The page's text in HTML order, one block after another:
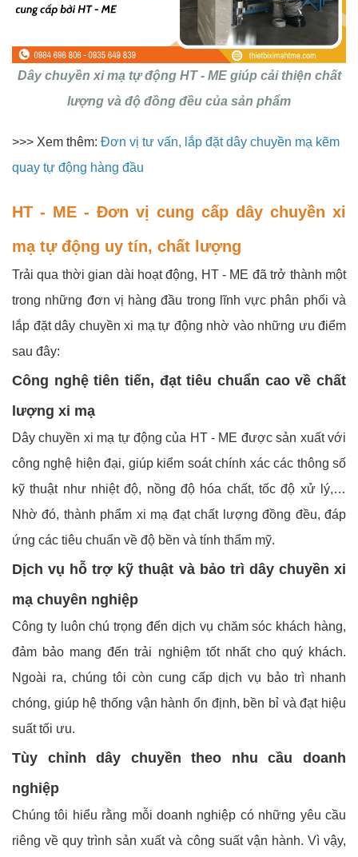
Dây chuyền xi mạ tự động HT - ME giúp cải thiện chất
lượng và độ đồng đều của sản phẩm
>>> Xem thêm: Đơn vị tư vấn, lắp đặt dây chuyền mạ kẽm
quay tự động hàng đầu
HT - ME - Đơn vị cung cấp dây chuyền xi
mạ tự động uy tín, chất lượng
Trải qua thời gian dài hoạt động, HT - ME đã trở thành một
trong những đơn vị hàng đầu trong lĩnh vực phân phối và
lắp đặt dây chuyền xi mạ tự động nhờ vào những ưu điểm
sau đây:
Công nghệ tiên tiến, đạt tiêu chuẩn cao về chất
lượng xi mạ
Dây chuyền xi mạ tự động của HT - ME được sản xuất với
công nghệ hiện đại, giúp kiểm soát chính xác các thông số
kỹ thuật như nhiệt độ, nồng độ hóa chất, tốc độ xử lý,…
Nhờ đó, thành phẩm xi mạ đạt chất lượng đồng đều, đáp
ứng các tiêu chuẩn về độ bền và tính thẩm mỹ.
Dịch vụ hỗ trợ kỹ thuật và bảo trì dây chuyền xi
mạ chuyên nghiệp
Công ty luôn chú trọng đến dịch vụ chăm sóc khách hàng,
đảm bảo mang đến trải nghiệm tốt nhất cho quý khách.
Ngoài ra, chúng tôi còn cung cấp dịch vụ bảo trì nhanh
chóng, giúp hệ thống vận hành ổn định, bền bỉ và đạt hiệu
suất tối ưu.
Tùy chỉnh dây chuyền theo nhu cầu doanh
nghiệp
Chúng tôi hiểu rằng mỗi doanh nghiệp có những yêu cầu
riêng về quy trình sản xuất và công suất vận hành. Vì vậy,